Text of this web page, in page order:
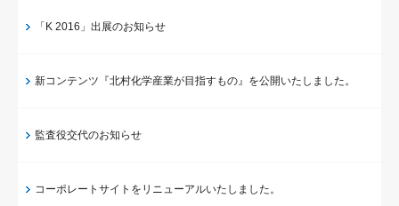
「K 2016」出展のお知らせ
新コンテンツ『北村化学産業が目指すもの』を公開いたしました。
監査役交代のお知らせ
コーポレートサイトをリニューアルいたしました。